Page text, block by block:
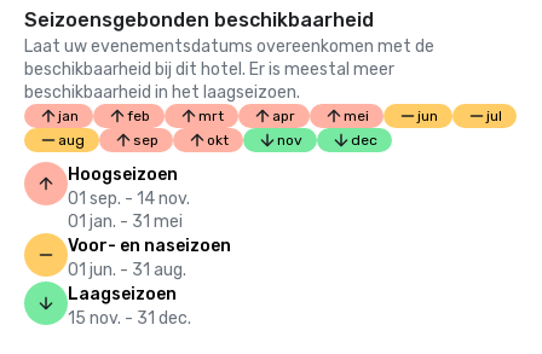
Seizoensgebonden beschikbaarheid
Laat uw evenementsdatums overeenkomen met de
beschikbaarheid bij dit hotel. Er is meestal meer
beschikbaarheid in het laagseizoen.
jan feb mrt apr mei jun
jul
aug
sep okt nov dec
Hoogseizoen
01 sep. - 14 nov.
01 jan. - 31 mei
Voor- en naseizoen
01 jun. - 31 aug.
Laagseizoen
15 nov. - 31 dec.